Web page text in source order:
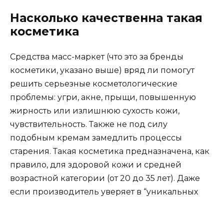
Насколько качественна такая
косметика
Средства масс-маркет (что это за бренды
косметики, указано выше) вряд ли помогут
решить серьезные косметологические
проблемы: угри, акне, прыщи, повышенную
жирность или излишнюю сухость кожи,
чувствительность. Также не под силу
подобным кремам замедлить процессы
старения. Такая косметика предназначена, как
правило, для здоровой кожи и средней
возрастной категории (от 20 до 35 лет). Даже
если производитель уверяет в “уникальных